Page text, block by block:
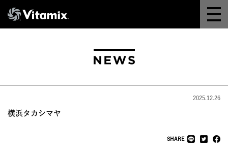
2025.12.26
横浜タカシマヤ
SHARE